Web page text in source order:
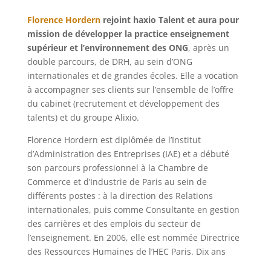
Florence Hordernrejoint haxio Talent et aura pour
mission de développer la practice enseignement
supérieur et l’environnement des ONG, après un
double parcours, de DRH, au sein d’ONG
internationales et de grandes écoles. Elle a vocation
à accompagner ses clients sur l’ensemble de l’offre
du cabinet (recrutement et développement des
talents) et du groupe Alixio.
Florence Hordern est diplômée de l’Institut
d’Administration des Entreprises (IAE) et a débuté
son parcours professionnel à la Chambre de
Commerce et d’Industrie de Paris au sein de
différents postes : à la direction des Relations
internationales, puis comme Consultante en gestion
des carrières et des emplois du secteur de
l’enseignement. En 2006, elle est nommée Directrice
des Ressources Humaines de l’HEC Paris. Dix ans